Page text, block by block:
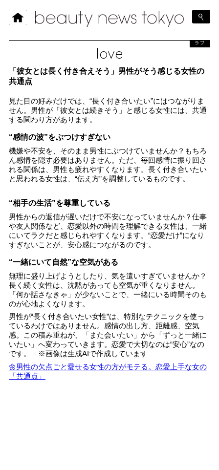
love
ラブ
「彼女とは長く付き合えそう」男性がそう感じる女性の
共通点
見た目の好みだけでは、“長く付き合いたい”にはつながりま
せん。男性が「彼女とは続きそう」と感じる女性には、共通
する関わり方があります。
“感情の波”をぶつけすぎない
機嫌や不安を、そのまま男性にぶつけていませんか？もちろ
ん感情を隠す必要はありません。ただ、毎回感情に振り回さ
れる関係は、男性も疲れやすくなります。長く付き合いたい
と思われる女性は、“伝え方”を調整しているものです。
“相手の生活”を尊重している
男性からの返信が遅いだけで不安になっていませんか？仕事
や友人関係など、恋愛以外の時間を理解できる女性は、一緒
にいてラクだと感じられやすくなります。“恋愛だけ”になり
すぎないことが、安心感につながるのです。
“一緒にいて自然”な空気がある
無理に盛り上げようとしたり、気を遣いすぎていませんか？
長く続く女性は、沈黙があっても空気が重くなりません。
「何か話さなきゃ」が少ないことで、一緒にいる時間そのも
のが心地よくなります。
男性が“長く付き合いたい女性”は、特別なテクニックを使っ
ているわけではありません。感情の出し方、距離感、空気
感。この積み重ねが、「また会いたい」から「ずっと一緒に
いたい」へ変わっていきます。恋愛で大切なのは“安心”なの
です。 ※画像は生成AIで作成しています
🌼男性の欠点ごと愛せる女性の方がモテる。恋愛上手な女の
「共通点」